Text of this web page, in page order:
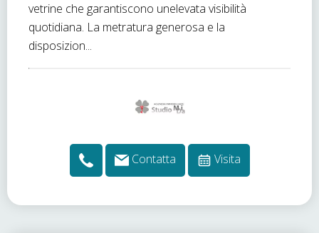
vetrine che garantiscono unelevata visibilità
quotidiana. La metratura generosa e la
disposizion...
Contatta Visita